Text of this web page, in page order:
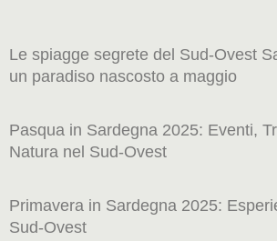
Le spiagge segrete del Sud-Ovest
un paradiso nascosto a maggio
Pasqua in Sardegna 2025: Eventi,
Natura nel Sud-Ovest
Primavera in Sardegna 2025:
Sud-Ovest